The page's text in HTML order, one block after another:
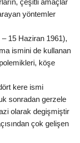
çeşitli amaçlar
yöntemler
15 Haziran 1961),
ismini de kullanan
köşe
kere ismi
sonradan gerzele
olarak degişmiştir
çok gelişen